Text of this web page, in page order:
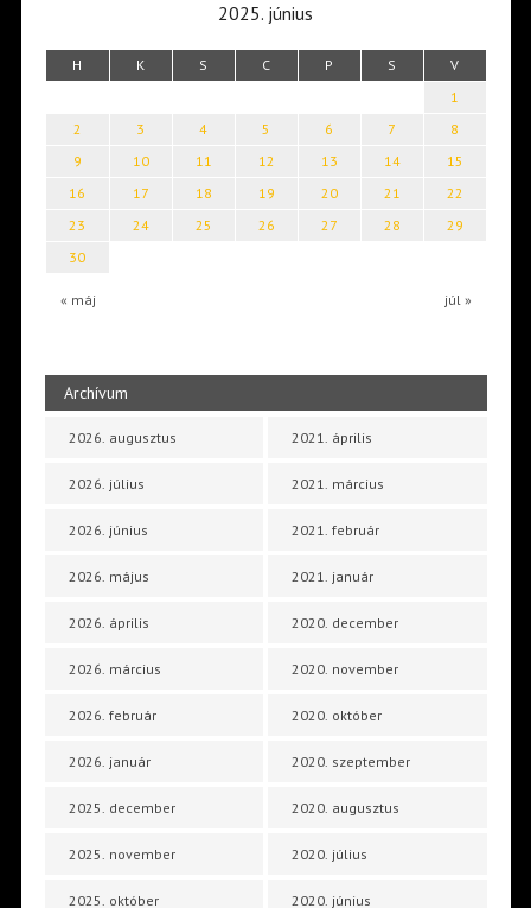
2025. június
H K S C P S V
« máj júl »
1
2
3 4 5 6 7
8
9
10 11 12 13 14
15
16
17 18 19 20 21
22
23
24 25 26 27 28
29
30
Archívum
2026. augusztus
2026. július
2026. június
2026. május
2026. április
2026. március
2026. február
2026. január
2025. december
2025. november
2025. október
2021. április
2021. március
2021. február
2021. január
2020. december
2020. november
2020. október
2020. szeptember
2020. augusztus
2020. július
2020. június